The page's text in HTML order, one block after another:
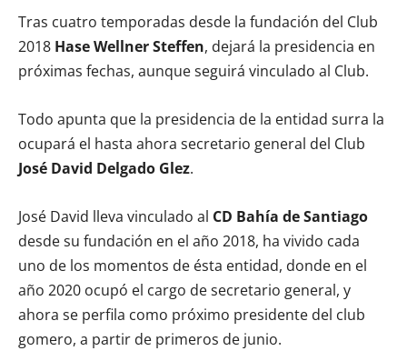
Tras cuatro temporadas desde la fundación del Club
2018 Hase Wellner Steffen, dejará la presidencia en
próximas fechas, aunque seguirá vinculado al Club.
Todo apunta que la presidencia de la entidad surra la
ocupará el hasta ahora secretario general del Club
José David Delgado Glez.
José David lleva vinculado al CD Bahía de Santiago
desde su fundación en el año 2018, ha vivido cada
uno de los momentos de ésta entidad, donde en el
año 2020 ocupó el cargo de secretario general, y
ahora se perfila como próximo presidente del club
gomero, a partir de primeros de junio.